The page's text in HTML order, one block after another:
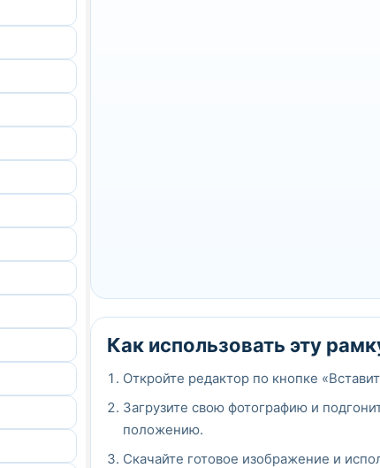
Как использовать эту
Откройте редактор по кнопке
Загрузите свою фотографию и
положению.
Скачайте готовое изображение и